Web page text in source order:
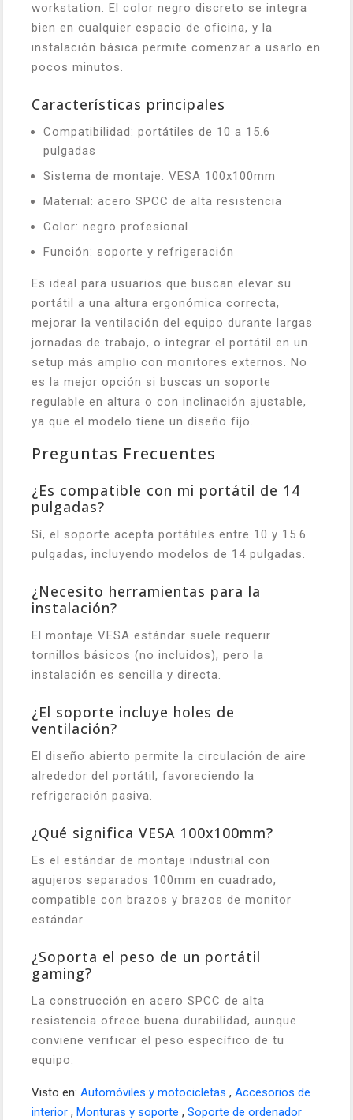
workstation. El color negro discreto se integra
bien en cualquier espacio de oficina, y la
instalación básica permite comenzar a usarlo en
pocos minutos.
Características principales
Compatibilidad: portátiles de 10 a 15.6
pulgadas
Sistema de montaje: VESA 100x100mm
Material: acero SPCC de alta resistencia
Color: negro profesional
Función: soporte y refrigeración
Es ideal para usuarios que buscan elevar su
portátil a una altura ergonómica correcta,
mejorar la ventilación del equipo durante largas
jornadas de trabajo, o integrar el portátil en un
setup más amplio con monitores externos. No
es la mejor opción si buscas un soporte
regulable en altura o con inclinación ajustable,
ya que el modelo tiene un diseño fijo.
Preguntas Frecuentes
¿Es compatible con mi portátil de 14
pulgadas?
Sí, el soporte acepta portátiles entre 10 y 15.6
pulgadas, incluyendo modelos de 14 pulgadas.
¿Necesito herramientas para la
instalación?
El montaje VESA estándar suele requerir
tornillos básicos (no incluidos), pero la
instalación es sencilla y directa.
¿El soporte incluye holes de
ventilación?
El diseño abierto permite la circulación de aire
alrededor del portátil, favoreciendo la
refrigeración pasiva.
¿Qué significa VESA 100x100mm?
Es el estándar de montaje industrial con
agujeros separados 100mm en cuadrado,
compatible con brazos y brazos de monitor
estándar.
¿Soporta el peso de un portátil
gaming?
La construcción en acero SPCC de alta
resistencia ofrece buena durabilidad, aunque
conviene verificar el peso específico de tu
equipo.
Visto en: Automóviles y motocicletas , Accesorios de
interior , Monturas y soporte , Soporte de ordenador